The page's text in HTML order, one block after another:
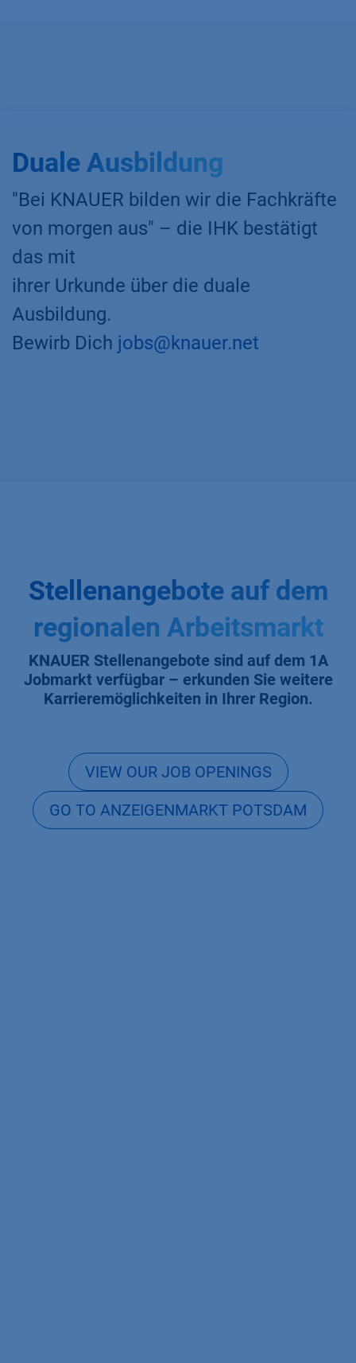
Duale Ausbildung
"Bei KNAUER bilden wir die Fachkräfte
von morgen aus" – die IHK bestätigt
das mit
ihrer Urkunde über die duale
Ausbildung.
Bewirb Dich jobs@knauer.net
Stellenangebote auf dem
regionalen Arbeitsmarkt
KNAUER Stellenangebote sind auf dem 1A
Jobmarkt verfügbar – erkunden Sie weitere
Karrieremöglichkeiten in Ihrer Region.
VIEW OUR JOB OPENINGS
GO TO ANZEIGENMARKT POTSDAM